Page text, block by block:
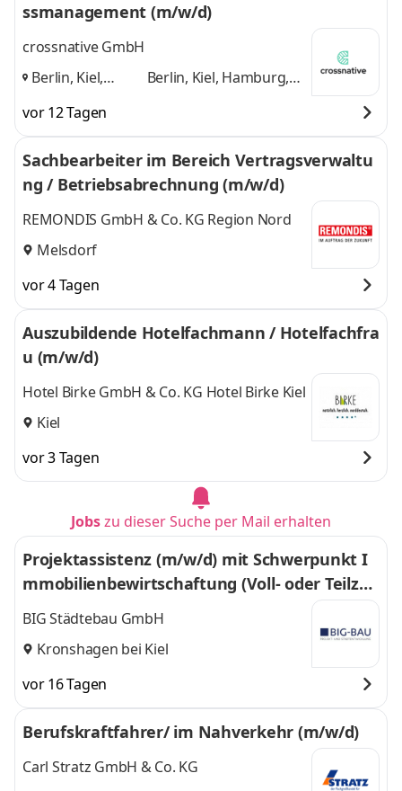
ssmanagement (m/w/d)
crossnative GmbH
Berlin, Kiel,
Hannover,
Berlin, Kiel, Hamburg,
vor 12 Tagen
Sachbearbeiter im Bereich Vertragsverwaltu
ng / Betriebsabrechnung (m/w/d)
REMONDIS GmbH & Co. KG Region Nord
Melsdorf
vor 4 Tagen
Auszubildende Hotelfachmann / Hotelfachfra
u (m/w/d)
Hotel Birke GmbH & Co. KG Hotel Birke Kiel
Kiel
vor 3 Tagen
Jobszu dieser Suche per Mail erhalten
Projektassistenz (m/w/d) mit Schwerpunkt I
mmobilienbewirtschaftung (Voll- oder Teilzei
t)
BIG Städtebau GmbH
Kronshagen bei Kiel
vor 16 Tagen
Berufskraftfahrer/ im Nahverkehr (m/w/d)
Carl Stratz GmbH & Co. KG